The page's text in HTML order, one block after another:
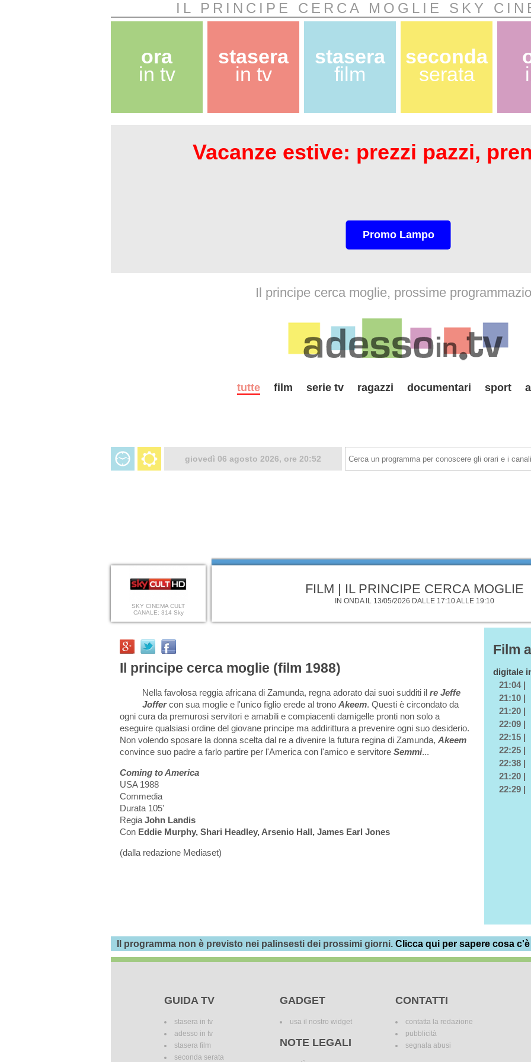
IL PRINCIPE CERCA MOGLIE SKY
ora
in tv
stasera
in tv
stasera
film
seconda
serata
Vacanze estive: prezzi pazzi,
Promo Lampo
Il principe cerca moglie, prossime
tutte film serie tv ragazzi documentari sport
giovedì 06 agosto 2026, ore 20:52
SKY CINEMA CULT
CANALE: 314 Sky
FILM | IL PRINCIPE CERCA MOGLIE
IN ONDA IL 13/05/2026 DALLE 17:10 ALLE 19:10
Il principe cerca moglie (film 1988)
Nella favolosa reggia africana di Zamunda, regna adorato dai suoi sudditi il re Jeffe
Joffercon sua moglie e l'unico figlio erede al trono Akeem. Questi è circondato da
ogni cura da premurosi servitori e amabili e compiacenti damigelle pronti non solo a
eseguire qualsiasi ordine del giovane principe ma addirittura a prevenire ogni suo desiderio.
Non volendo sposare la donna scelta dal re a divenire la futura regina di Zamunda, Akeem
convince suo padre a farlo partire per l'America con l'amico e servitore Semmi...
Coming to America
USA 1988
Commedia
Durata 105'
Regia John Landis
Con Eddie Murphy, Shari Headley, Arsenio Hall, James Earl Jones
(dalla redazione Mediaset)
Film
digitale
21:04 |
21:10 |
21:20 |
22:09 |
22:15 |
22:25 |
22:38 |
21:20 |
22:29 |
Il programma non è previsto nei palinsesti dei prossimi giorni. Clicca qui per sapere cosa
GUIDA TV
stasera in tv
adesso in tv
stasera film
seconda serata
GADGET
usa il nostro widget
NOTE LEGALI
CONTATTI
contatta la redazione
pubblicità
segnala abusi